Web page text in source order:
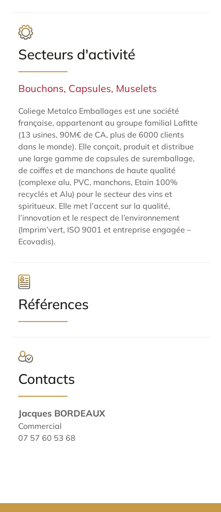
Secteurs d'activité
Bouchons, Capsules, Muselets
Coliege Metalco Emballages est une société
française, appartenant au groupe familial Lafitte
(13 usines, 90M€ de CA, plus de 6000 clients
dans le monde). Elle conçoit, produit et distribue
une large gamme de capsules de suremballage,
de coiffes et de manchons de haute qualité
(complexe alu, PVC, manchons, Etain 100%
recyclés et Alu) pour le secteur des vins et
spiritueux. Elle met l’accent sur la qualité,
l’innovation et le respect de l’environnement
(Imprim’vert, ISO 9001 et entreprise engagée –
Ecovadis).
Références
Contacts
Jacques BORDEAUX
Commercial
07 57 60 53 68